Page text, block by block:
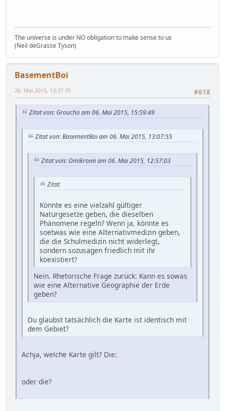
The universe is under NO obligation to make sense to us
(Neil deGrasse Tyson)
BasementBoi
#618
26. Mai 2015, 13:37:35
Zitat von: Groucho am 06. Mai 2015, 15:59:49
Zitat von: BasementBoi am 06. Mai 2015, 13:07:55
Zitat von: Omikronn am 06. Mai 2015, 12:57:03
Zitat
Könnte es eine vielzahl gültiger
Naturgesetze geben, die dieselben
Phänomene regeln? Wenn ja, könnte es
soetwas wie eine Alternativmedizin geben,
die die Schulmedizin nicht widerlegt,
sondern sozusagen friedlich mit ihr
koexistiert?
Nein. Rhetorische Frage zurück: Kann es sowas
wie eine Alternative Geographie der Erde
geben?
Du glaubst tatsächlich die Karte ist identisch mit
dem Gebiet?
Achja, welche Karte gilt? Die:
oder die?